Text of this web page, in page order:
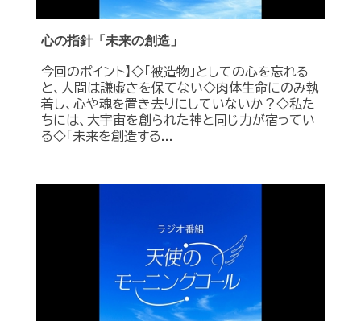
心の指針「未来の創造」
今回のポイント】◇「被造物」としての心を忘れる
と、人間は謙虚さを保てない◇肉体生命にのみ執
着し、心や魂を置き去りにしていないか？◇私た
ちには、大宇宙を創られた神と同じ力が宿ってい
る◇「未来を創造する...